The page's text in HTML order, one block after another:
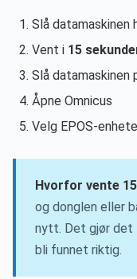
Slå datamaskinen
Vent i 15
Slå datamaskinen
Åpne Omnicus
Velg EPOS-
Hvorfor vente
og donglen eller
nytt. Det gjør
bli funnet riktig.